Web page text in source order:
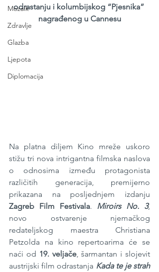
Mozaik
Zdravlje
Glazba
Ljepota
Diplomacija
odrastanju i kolumbijskog “Pjesnika”
nagrađenog u Cannesu
Na platna diljem Kino mreže uskoro
stižu tri nova intrigantna filmska naslova
o odnosima između protagonista
različitih generacija, premijerno
Zagreb Film Festivala. Miroirs No. 3,
novo ostvarenje njemačkog
redateljskog maestra Christiana
Petzolda na kino repertoarima će se
naći od 19. veljače, šarmantan i slojevit
austrijski film odrastanja Kada te je strah